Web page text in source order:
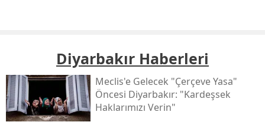
Diyarbakır Haberleri
Meclis'e Gelecek "çerçeve Yasa"
Öncesi Diyarbakır: "kardeşsek
Haklarımızı Verin"